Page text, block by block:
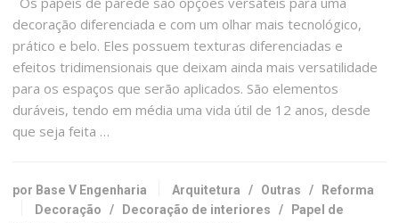
decoração diferenciada e com um olhar mais tecnológico,
prático e belo. Eles possuem texturas diferenciadas e
efeitos tridimensionais que deixam ainda mais versatilidade
para os espaços que serão aplicados. São elementos
duráveis, tendo em média uma vida útil de 12 anos, desde
que seja feita …
por Base V Engenharia Arquitetura / Outras / Reforma
Decoração / Decoração de interiores / Papel de